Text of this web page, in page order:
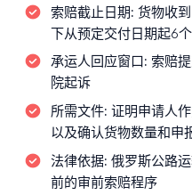
索赔截止日期: 货物收
下从预定交付日期起6
承运人回应窗口: 索赔
院起诉
所需文件: 证明申请人
以及确认货物数量和申
法律依据: 俄罗斯公路
前的审前索赔程序